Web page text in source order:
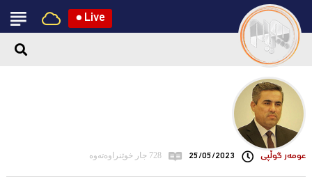
● Live
عومه‌ر گوڵپی 25/05/2023 728 جار خوێنراوەتەوە